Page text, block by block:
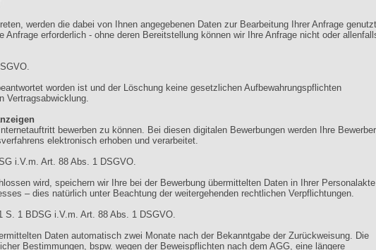
werden die dabei von Ihnen angegebenen Daten zur Bearbeitung Ihrer Anfrage
erforderlich - ohne deren Bereitstellung können wir Ihre Anfrage nicht oder
worden ist und der Löschung keine gesetzlichen Aufbewahrungspflichten
Vertragsabwicklung.
bewerben zu können. Bei diesen digitalen Bewerbungen werden Ihre
elektronisch erhoben und verarbeitet.
i.V.m. Art. 88 Abs. 1 DSGVO.
wird, speichern wir Ihre bei der Bewerbung übermittelten Daten in Ihrer Personalakte
– dies natürlich unter Beachtung der weitergehenden rechtlichen Verpflichtungen.
S. 1 BDSG i.V.m. Art. 88 Abs. 1 DSGVO.
Daten automatisch zwei Monate nach der Bekanntgabe der Zurückweisung. Die
Bestimmungen, bspw. wegen der Beweispflichten nach dem AGG, eine längere